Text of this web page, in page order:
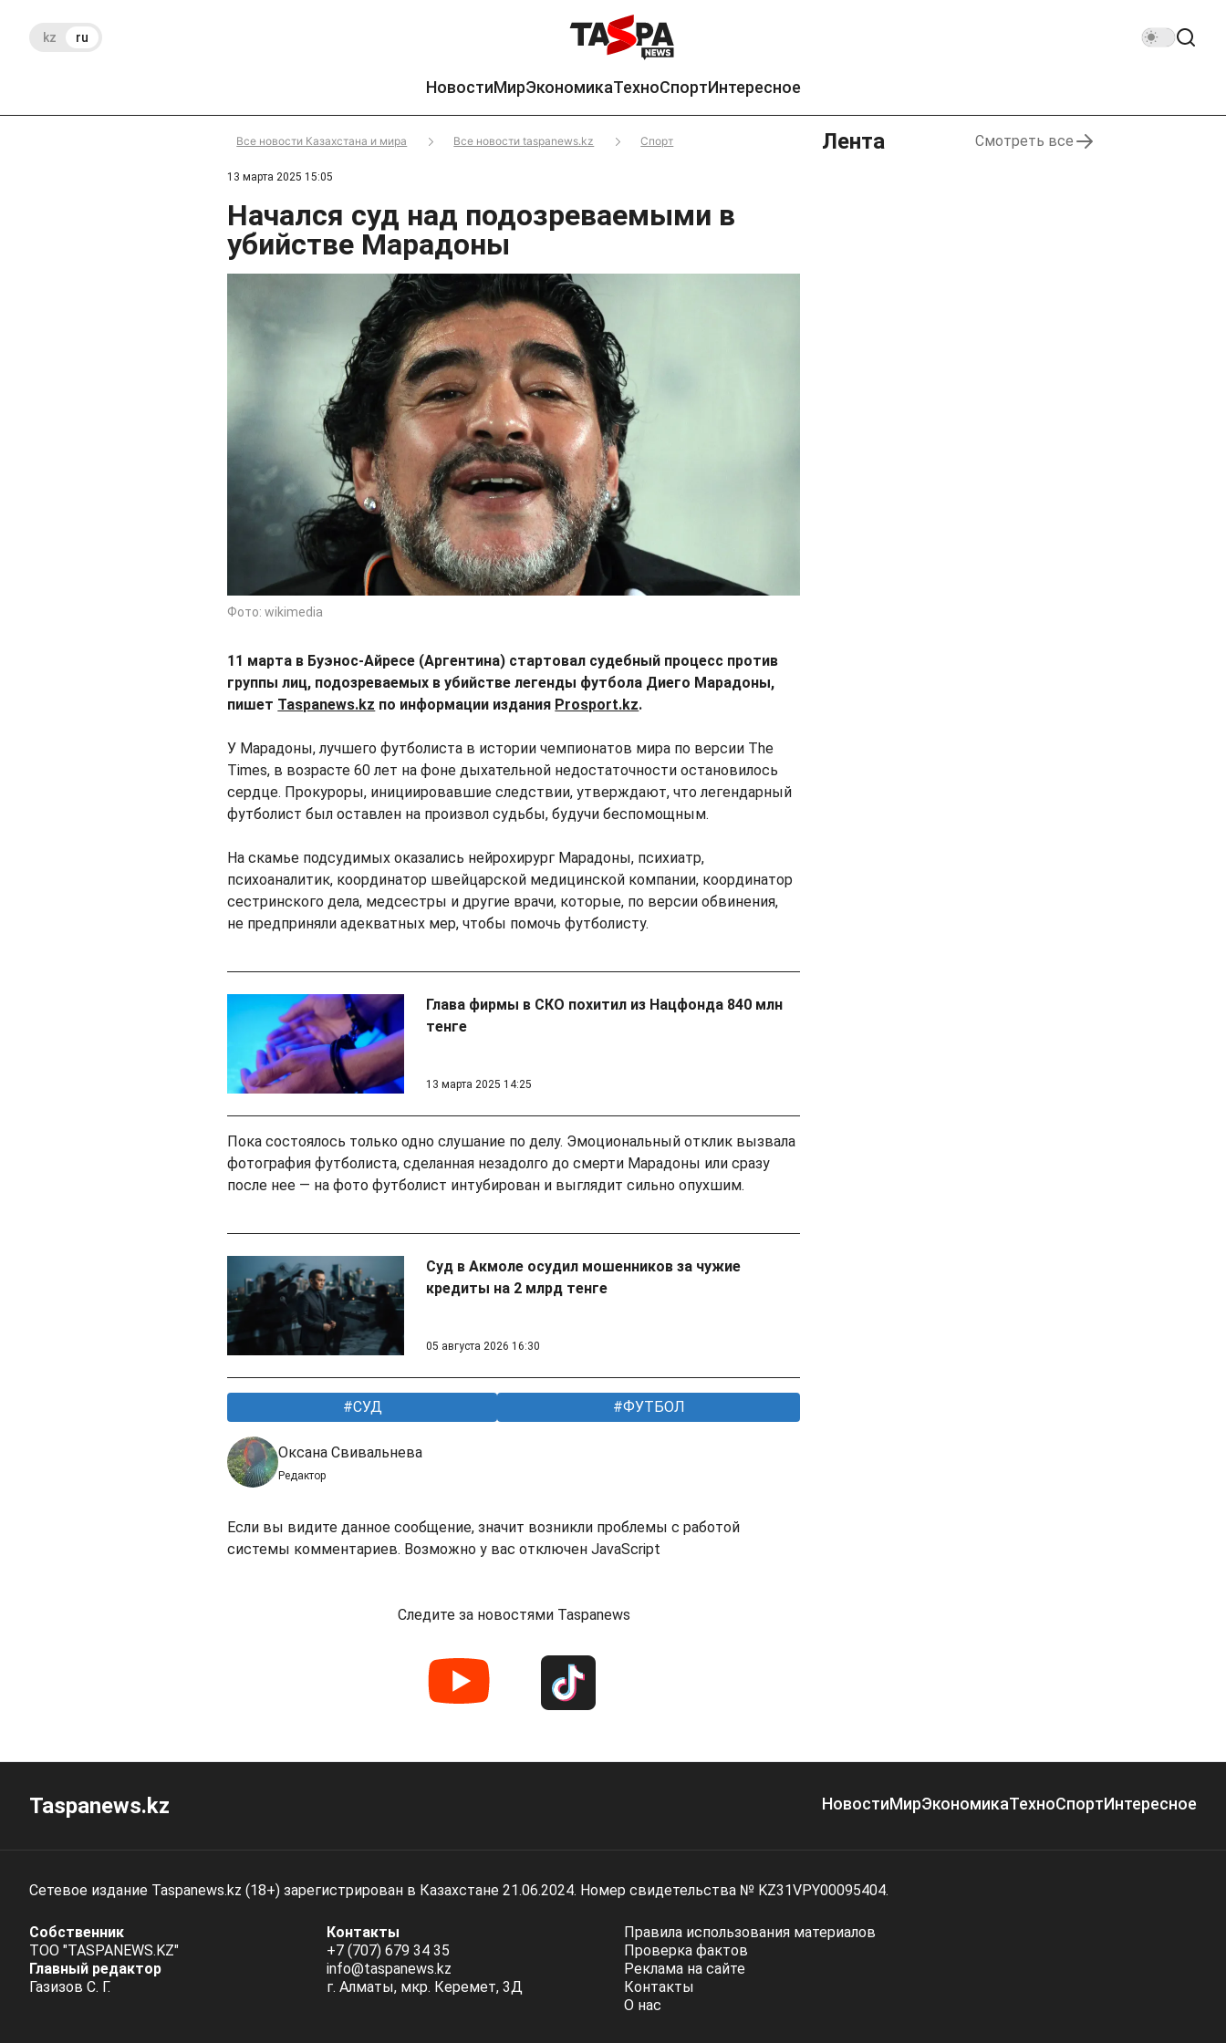
kz ru
НовостиМирЭкономикаТехноСпортИнтересное
Все новости Казахстана и мира Все новости taspanews.kz Спорт
13 марта 2025 15:05
Начался суд над подозреваемыми в
убийстве Марадоны
Фото: wikimedia
11 марта в Буэнос-Айресе (Аргентина) стартовал судебный процесс против
группы лиц, подозреваемых в убийстве легенды футбола Диего Марадоны,
пишет Taspanews.kz по информации издания Prosport.kz.
У Марадоны, лучшего футболиста в истории чемпионатов мира по версии The
Times, в возрасте 60 лет на фоне дыхательной недостаточности остановилось
сердце. Прокуроры, инициировавшие следствии, утверждают, что легендарный
футболист был оставлен на произвол судьбы, будучи беспомощным.
На скамье подсудимых оказались нейрохирург Марадоны, психиатр,
психоаналитик, координатор швейцарской медицинской компании, координатор
сестринского дела, медсестры и другие врачи, которые, по версии обвинения,
не предприняли адекватных мер, чтобы помочь футболисту.
Глава фирмы в СКО похитил из Нацфонда 840 млн
тенге
13 марта 2025 14:25
Пока состоялось только одно слушание по делу. Эмоциональный отклик вызвала
фотография футболиста, сделанная незадолго до смерти Марадоны или сразу
после нее — на фото футболист интубирован и выглядит сильно опухшим.
Суд в Акмоле осудил мошенников за чужие
кредиты на 2 млрд тенге
05 августа 2026 16:30
СУД ФУТБОЛ
Оксана Свивальнева
Редактор
Если вы видите данное сообщение, значит возникли проблемы с работой
системы комментариев. Возможно у вас отключен JavaScript
Следите за новостями Taspanews
Лента Смотреть все
Taspanews.kz НовостиМирЭкономикаТехноСпортИнтересное
Сетевое издание Taspanews.kz (18+) зарегистрирован в Казахстане 21.06.2024. Номер свидетельства № KZ31VPY00095404.
Собственник
ТОО "TASPANEWS.KZ"
Главный редактор
Газизов С. Г.
Контакты
+7 (707) 679 34 35
info@taspanews.kz
г. Алматы, мкр. Керемет, 3Д
Правила использования материалов
Проверка фактов
Реклама на сайте
Контакты
О нас